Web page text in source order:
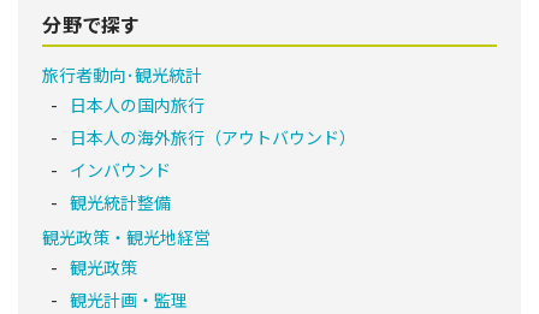
分野で探す
旅行者動向･観光統計
日本人の国内旅行
日本人の海外旅行（アウトバウンド）
インバウンド
観光統計整備
観光政策・観光地経営
観光政策
観光計画・監理